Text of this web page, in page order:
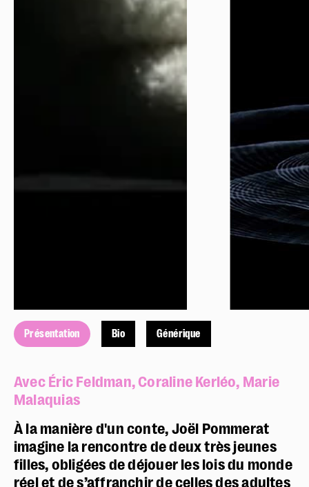
Présentation Bio Générique
Avec Éric Feldman, Coraline Kerléo, Marie
Malaquias
À la manière d'un conte, Joël Pommerat
imagine la rencontre de deux très jeunes
filles, obligées de déjouer les lois du monde
réel et de s’affranchir de celles des adultes